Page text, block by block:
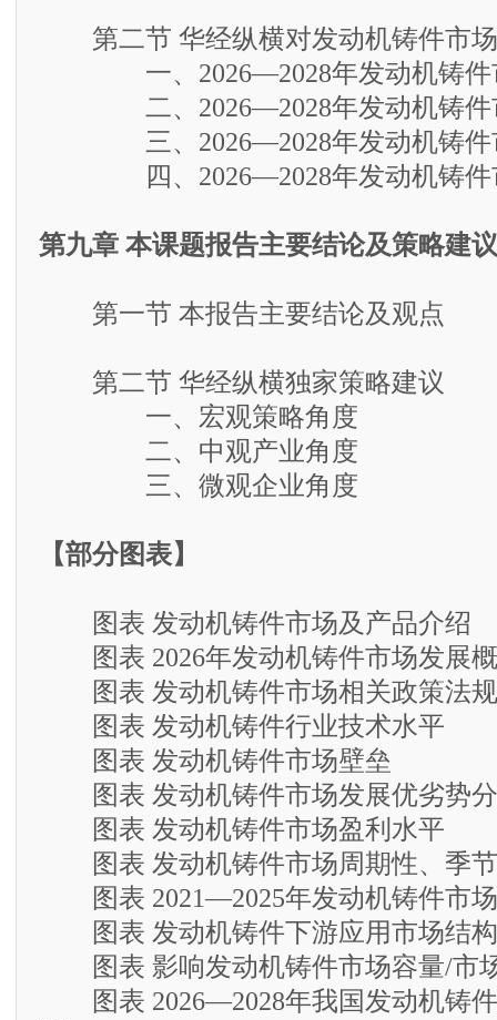
第二节 华经纵横对发动机铸件市
一、2026—2028年发动机铸件市
二、2026—2028年发动机铸件市
三、2026—2028年发动机铸件
四、2026—2028年发动机铸件
第九章 本课题报告主要结论及策略建议
第一节 本报告主要结论及观点
第二节 华经纵横独家策略建议
一、宏观策略角度
二、中观产业角度
三、微观企业角度
【部分图表】
图表 发动机铸件市场及产品介绍
图表 2026年发动机铸件市场发展
图表 发动机铸件市场相关政策法规
图表 发动机铸件行业技术水平
图表 发动机铸件市场壁垒
图表 发动机铸件市场发展优劣势
图表 发动机铸件市场盈利水平
图表 发动机铸件市场周期性、季
图表 2021—2025年发动机铸件市场
图表 发动机铸件下游应用市场结构
图表 影响发动机铸件市场容量/市
图表 2026—2028年我国发动机铸件